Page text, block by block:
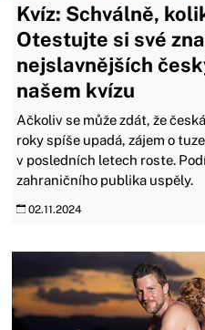
Kvíz: Schválně,
Otestujte si své
nejslavnějších
našem kvízu
Ačkoliv se může zdát, že
roky spíše upadá, zájem o
v posledních letech roste.
zahraničního publika uspěly.
02.11.2024